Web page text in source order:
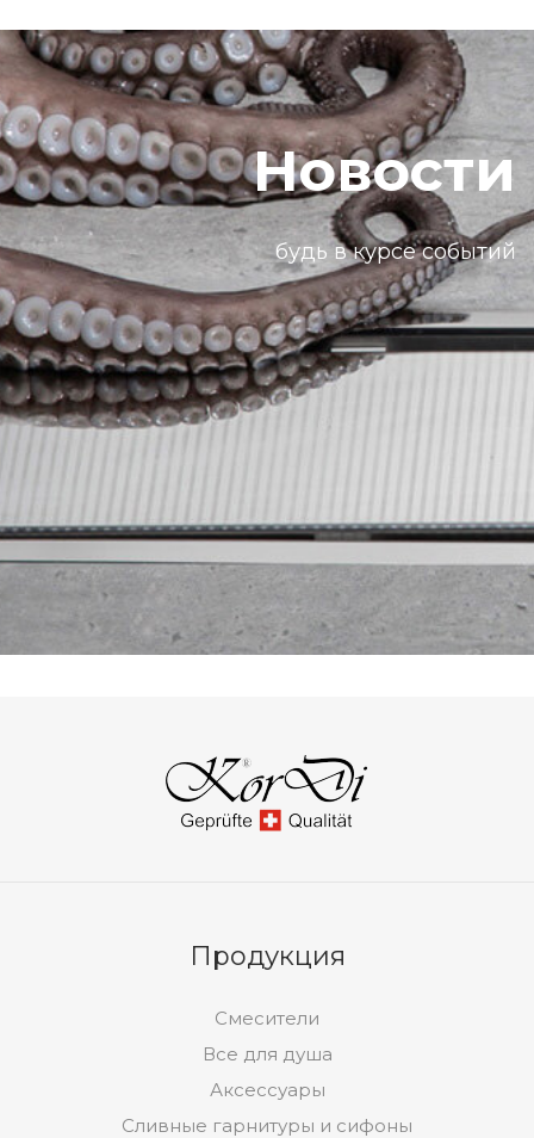
Новости
будь в курсе событий
Продукция
Смесители
Все для душа
Аксессуары
Сливные гарнитуры и сифоны